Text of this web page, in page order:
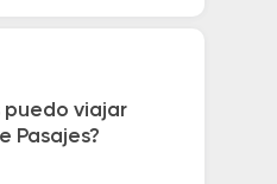
puedo viajar
Pasajes?